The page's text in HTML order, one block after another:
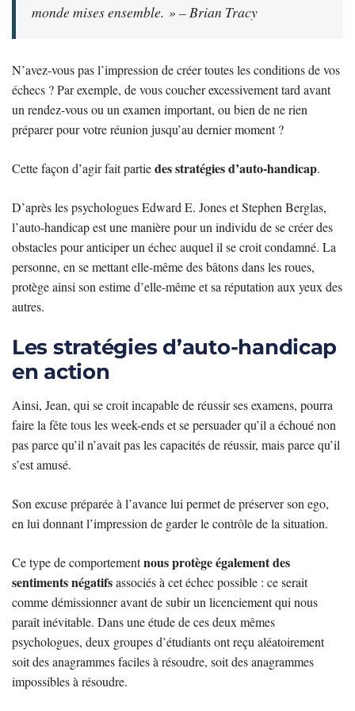
monde mises ensemble. » – Brian Tracy
N’avez-vous pas l’impression de créer toutes les conditions de vos
échecs ? Par exemple, de vous coucher excessivement tard avant
un rendez-vous ou un examen important, ou bien de ne rien
préparer pour votre réunion jusqu’au dernier moment ?
Cette façon d’agir fait partiedes stratégies d’auto-handicap.
D’après les psychologues Edward E. Jones et Stephen Berglas,
l’auto-handicap est une manière pour un individu de se créer des
obstacles pour anticiper un échec auquel il se croit condamné. La
personne, en se mettant elle-même des bâtons dans les roues,
protège ainsi son estime d’elle-même et sa réputation aux yeux des
autres.
Les stratégies d’auto-handicap
en action
Ainsi, Jean, qui se croit incapable de réussir ses examens, pourra
faire la fête tous les week-ends et se persuader qu’il a échoué non
pas parce qu’il n’avait pas les capacités de réussir, mais parce qu’il
s’est amusé.
Son excuse préparée à l’avance lui permet de préserver son ego,
en lui donnant l’impression de garder le contrôle de la situation.
Ce type de comportementnous protège également des
sentiments négatifsassociés à cet échec possible : ce serait
comme démissionner avant de subir un licenciement qui nous
paraît inévitable. Dans une étude de ces deux mêmes
psychologues, deux groupes d’étudiants ont reçu aléatoirement
soit des anagrammes faciles à résoudre, soit des anagrammes
impossibles à résoudre.